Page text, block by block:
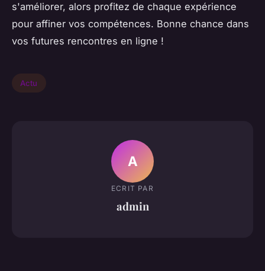
s'améliorer, alors profitez de chaque expérience
pour affiner vos compétences. Bonne chance dans
vos futures rencontres en ligne !
Actu
A
ECRIT PAR
admin